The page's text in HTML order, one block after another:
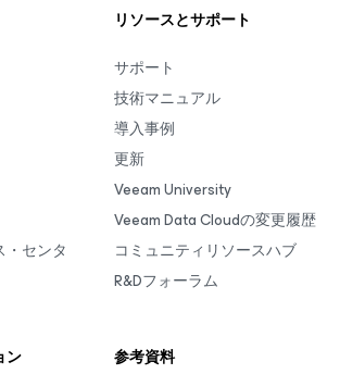
センタ
リソースとサポート
サポート
技術マニュアル
導入事例
更新
Veeam University
Veeam Data Cloudの変更履歴
コミュニティリソースハブ
R&Dフォーラム
ン
参考資料